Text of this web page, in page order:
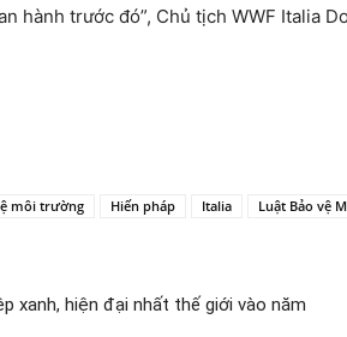
hành trước đó”, Chủ tịch WWF Italia
môi trường Hiến pháp Italia Luật Bảo vệ
xanh, hiện đại nhất thế giới vào năm